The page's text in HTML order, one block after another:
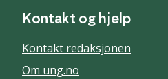
Kontakt og hjelp
Kontakt redaksjonen
Om ung.no